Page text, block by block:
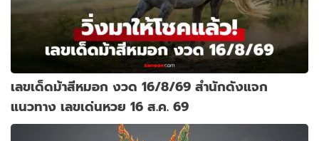
เลขเด็ดม้าสีหมอก งวด 16/8/69 สำนักดังแจก
แนวทาง เลขเด่นหวย 16 ส.ค. 69